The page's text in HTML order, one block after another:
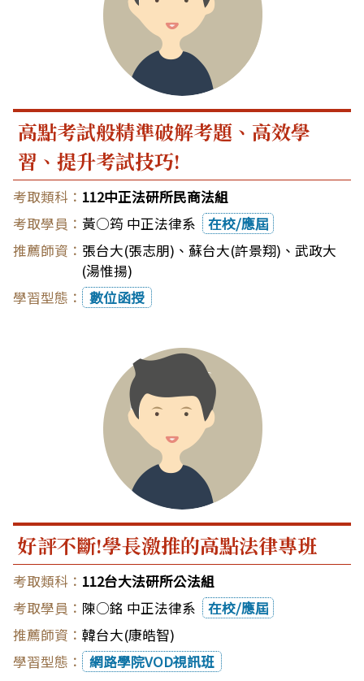
高點考試般精準破解考題、高效學
習、提升考試技巧!
112中正法研所民商法組
黃○筠 中正法律系
在校/應屆
張台大(張志朋) 、 蘇台大(許景翔) 、 武政大
(湯惟揚)
數位函授
好評不斷!學長激推的高點法律專班
112台大法研所公法組
陳○銘 中正法律系
在校/應屆
韓台大(康皓智)
網路學院VOD視訊班